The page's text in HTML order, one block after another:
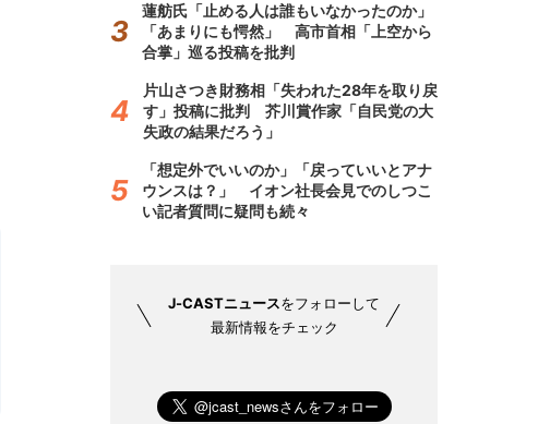
蓮舫氏「止める人は誰もいなかったのか」
「あまりにも愕然」 高市首相「上空から
合掌」巡る投稿を批判
片山さつき財務相「失われた28年を取り戻
す」投稿に批判 芥川賞作家「自民党の大
失政の結果だろう」
「想定外でいいのか」「戻っていいとアナ
ウンスは？」 イオン社長会見でのしつこ
い記者質問に疑問も続々
J-CASTニュースをフォローして
最新情報をチェック